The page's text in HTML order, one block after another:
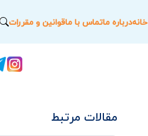
خانهدرباره ماتماس با ماقوانین و مقررات
مقالات مرتبط